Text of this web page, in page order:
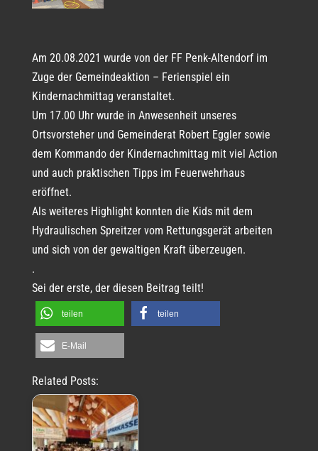
Am 20.08.2021 wurde von der FF Penk-Altendorf im
Zuge der Gemeindeaktion – Ferienspiel ein
Kindernachmittag veranstaltet.
Um 17.00 Uhr wurde in Anwesenheit unseres
Ortsvorsteher und Gemeinderat Robert Eggler sowie
dem Kommando der Kindernachmittag mit viel Action
und auch praktischen Tipps im Feuerwehrhaus
eröffnet.
Als weiteres Highlight konnten die Kids mit dem
Hydraulischen Spreitzer vom Rettungsgerät arbeiten
und sich von der gewaltigen Kraft überzeugen.
.
Sei der erste, der diesen Beitrag teilt!
teilen teilen
E-Mail
Related Posts: